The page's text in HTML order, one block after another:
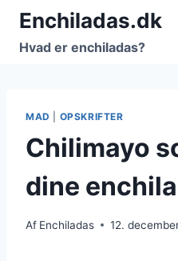
Fortsæt
indhold
Enchiladas.dk
Hvad er enchiladas?
MAD OPSKRIFTER
Chilimayo
dine
Af Enchiladas 12.